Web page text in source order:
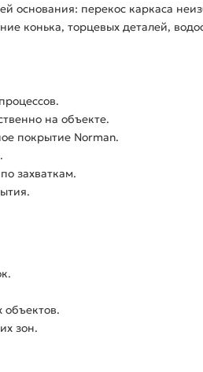
основания: перекос каркаса
конька, торцевых деталей,
на объекте.
покрытие Norman.
захваткам.
объектов.
зон.